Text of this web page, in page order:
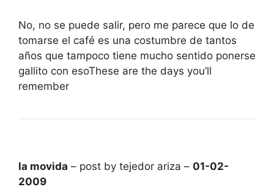
No, no se puede salir, pero me parece que lo de
tomarse el café es una costumbre de tantos
años que tampoco tiene mucho sentido ponerse
gallito con esoThese are the days you’ll
remember
la movida – post by tejedor ariza – 01-02-
2009